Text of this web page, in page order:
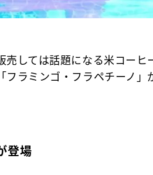
しては話題になる米コーヒ
ラミンゴ・フラペチーノ」
登場